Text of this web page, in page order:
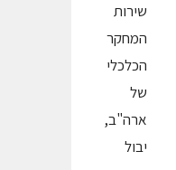
שירות
המחקר
הכלכלי
של
ארה"ב,
יבול